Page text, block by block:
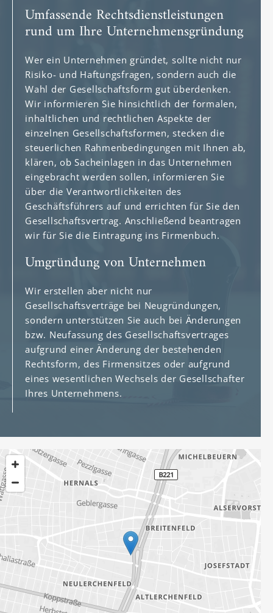
Umfassende Rechtsdienstleistungen
rund um Ihre Unternehmensgründung
Wer ein Unternehmen gründet, sollte nicht nur
Risiko- und Haftungsfragen, sondern auch die
Wahl der Gesellschaftsform gut überdenken.
Wir informieren Sie hinsichtlich der formalen,
inhaltlichen und rechtlichen Aspekte der
einzelnen Gesellschaftsformen, stecken die
steuerlichen Rahmenbedingungen mit Ihnen ab,
klären, ob Sacheinlagen in das Unternehmen
eingebracht werden sollen, informieren Sie
über die Verantwortlichkeiten des
Geschäftsführers auf und errichten für Sie den
Gesellschaftsvertrag. Anschließend beantragen
wir für Sie die Eintragung ins Firmenbuch.
Umgründung von Unternehmen
Wir erstellen aber nicht nur
Gesellschaftsverträge bei Neugründungen,
sondern unterstützen Sie auch bei Änderungen
bzw. Neufassung des Gesellschaftsvertrages
aufgrund einer Änderung der bestehenden
Rechtsform, des Firmensitzes oder aufgrund
eines wesentlichen Wechsels der Gesellschafter
Ihres Unternehmens.